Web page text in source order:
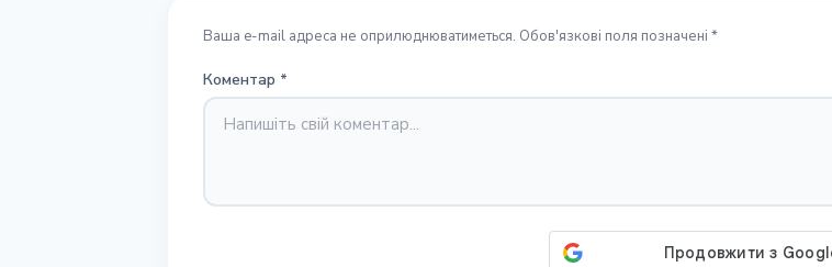
Ваша e-mail адреса не оприлюднюватиметься. Обов'язкові поля позначені *
Коментар *